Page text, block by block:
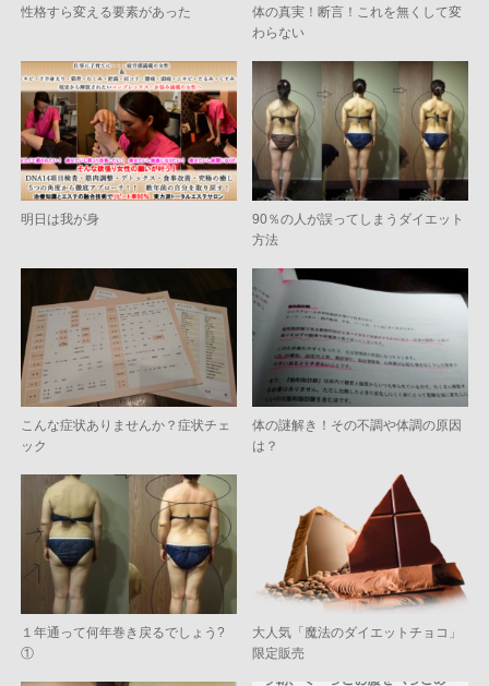
性格すら変える要素があった
体の真実！断言！これを無くして変
わらない
明日は我が身
90％の人が誤ってしまうダイエット
方法
こんな症状ありませんか？症状チェ
ック
体の謎解き！その不調や体調の原因
は？
１年通って何年巻き戻るでしょう?
①
大人気「魔法のダイエットチョコ」
限定販売